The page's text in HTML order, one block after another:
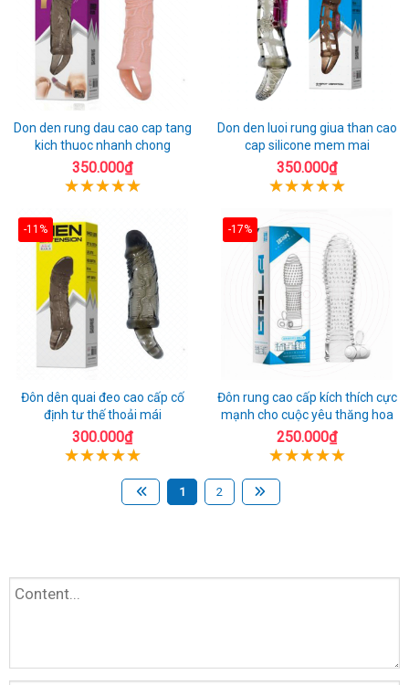
Don den rung dau cao cap tang
kich thuoc nhanh chong
350.000₫
Don den luoi rung giua than cao
cap silicone mem mai
350.000₫
-11%
Đôn dên quai đeo cao cấp cố
định tư thế thoải mái
300.000₫
-17%
Đôn rung cao cấp kích thích cực
mạnh cho cuộc yêu thăng hoa
250.000₫
1 2